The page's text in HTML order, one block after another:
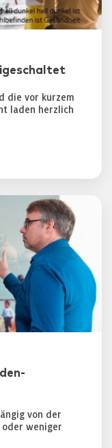
die vor kurzem
laden herzlich
von der
oder weniger